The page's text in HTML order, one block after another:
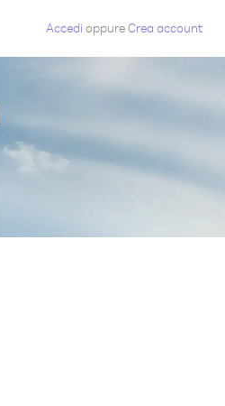
Accedi oppureCrea account